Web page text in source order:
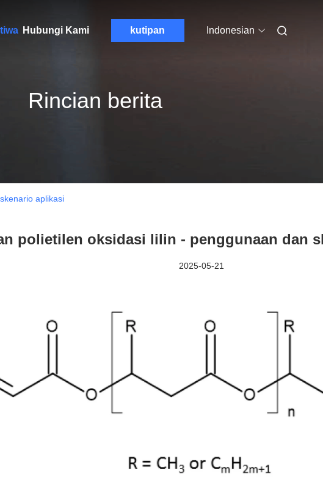
Hubungi Kami kutipan Indonesian
Rincian berita
aplikasi
polietilen oksidasi lilin - penggunaan dan
2025-05-21